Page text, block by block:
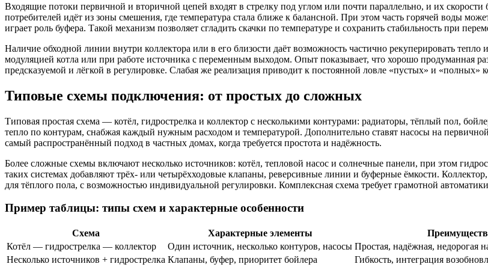
Входящие потоки первичной и вторичной цепей входят в стрелку под углом или почти параллельно, и их скорости
потребителей идёт из зоны смешения, где температура стала ближе к балансной. При этом часть горячей воды
играет роль буфера. Такой механизм позволяет сгладить скачки по температуре и сохранить стабильность при
Наличие обходной линии внутри коллектора или в его близости даёт возможность частично рекуперировать
модуляцией котла или при работе источника с переменным выходом. Опыт показывает, что хорошо продуманная
предсказуемой и лёгкой в регулировке. Слабая же реализация приводит к постоянной ловле «пустых» и «полных»
Типовые схемы подключения: от простых до сложных
Типовая простая схема — котёл, гидрострелка и коллектор с несколькими контурами: радиаторы, тёплый пол,
тепло по контурам, снабжая каждый нужным расходом и температурой. Дополнительно ставят насосы на
самый распространённый подход в частных домах, когда требуется простота и надёжность.
Более сложные схемы включают несколько источников: котёл, тепловой насос и солнечные панели, при этом
таких системах добавляют трёх- или четырёхходовые клапаны, реверсивные линии и буферные ёмкости.
для тёплого пола, с возможностью индивидуальной регулировки. Комплексная схема требует грамотной
Пример таблицы: типы схем и характерные особенности
Схема Характерные элементы
Котёл — гидрострелка — коллектор
Один источник, несколько контуров, насосы Простая, надёжная, недорогая
Несколько источников + гидрострелка Клапаны, буфер, приоритет бойлера
Гибкость, интеграция